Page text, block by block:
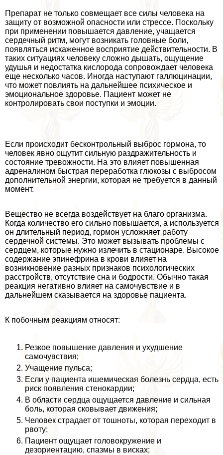
Препарат не только совмещает все силы человека на
защиту от возможной опасности или стрессе. Поскольку
при применении повышается давление, учащается
сердечный ритм, могут возникать головные боли,
появляться искаженное восприятие действительности. В
таких ситуациях человеку сложно дышать, ощущение
удушья и недостатка кислорода сопровождает человека
еще несколько часов. Иногда наступают галлюцинации,
что может повлиять на дальнейшее психическое и
эмоциональное здоровье. Пациент может не
контролировать свои поступки и эмоции.
Если происходит бесконтрольный выброс гормона, то
человек явно ощутит сильную раздражительность и
состояние тревожности. На это влияет повышенная
адреналином быстрая переработка глюкозы с выбросом
дополнительной энергии, которая не требуется в данный
момент.
Вещество не всегда воздействует на благо организма.
Когда количество его сильно повышается, а используется
он длительный период, гормон усложняет работу
сердечной системы. Это может вызывать проблемы с
сердцем, которые нужно излечить в стационаре. Высокое
содержание эпинефрина в крови влияет на
возникновение разных признаков психологических
расстройств, отсутствие сна и бодрости. Обычно такая
реакция негативно влияет на самочувствие и в
дальнейшем сказывается на здоровье пациента.
К побочным реакциям относят:
Резкое повышение давления и ухудшение
самочувствия;
Учащение пульса;
Если у пациента ишемическая болезнь сердца, есть
риск появления стенокардии;
В области сердца ощущается давление и сильная
боль, которая сковывает движения;
Человек страдает от тошноты, которая переходит в
рвоту;
Пациент ощущает головокружение и
дезориентацию, спазмы в висках;